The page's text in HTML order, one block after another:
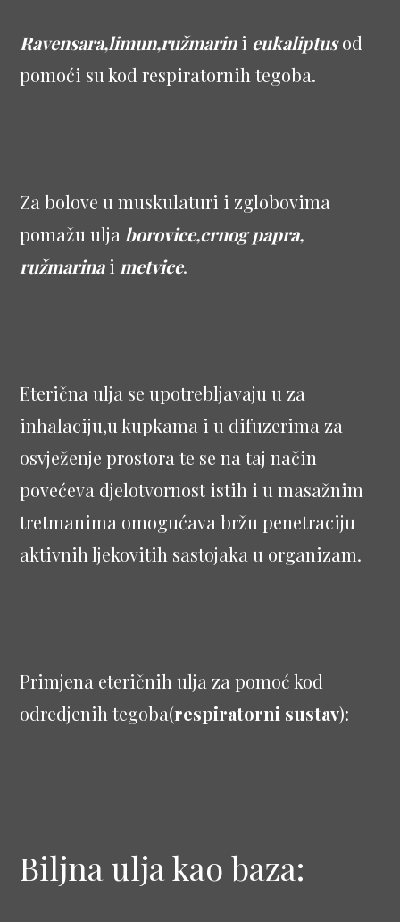
Ravensara,limun,ružmarini eukaliptusod
pomoći su kod respiratornih tegoba.
Za bolove u muskulaturi i zglobovima
pomažu ulja borovice,crnog papra,
ružmarinaimetvice.
Eterična ulja se upotrebljavaju u za
inhalaciju,u kupkama i u difuzerima za
osvježenje prostora te se na taj način
povećeva djelotvornost istih i u masažnim
tretmanima omogućava bržu penetraciju
aktivnih ljekovitih sastojaka u organizam.
Primjena eteričnih ulja za pomoć kod
odredjenih tegoba(respiratorni sustav):
Biljna ulja kao baza: